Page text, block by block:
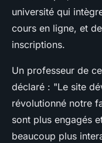
université qui
cours en ligne, et
inscriptions.
Un professeur de
déclaré : "Le site
révolutionné notre
sont plus engagés
beaucoup plus